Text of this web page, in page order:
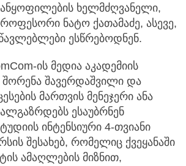
ხელმძღვანელი,
ნატო ქათამაძე, ასევე,
ესწრებოდნენ.
ის მედია აკადემიის
შავერდაშვილი და
მართვის მენეჯერი ანა
ესაუბრნენ
ინტენსიური 4-თვიანი
შესახებ, რომელიც ქვეყანაში
ამაღლების მიზნით,